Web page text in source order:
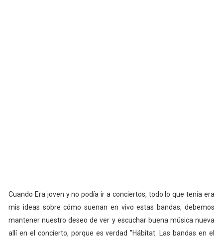
Cuando Era joven y no podía ir a conciertos, todo lo que tenía era
mis ideas sobre cómo suenan en vivo estas bandas, debemos
mantener nuestro deseo de ver y escuchar buena música nueva
allí en el concierto, porque es verdad "Hábitat. Las bandas en el